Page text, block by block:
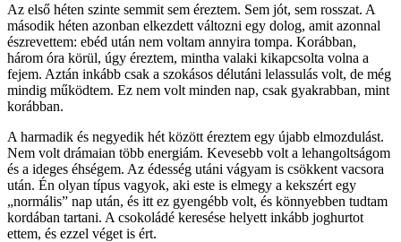
Az első héten szinte semmit sem éreztem. Sem jót, sem rosszat. A
második héten azonban elkezdett változni egy dolog, amit azonnal
észrevettem: ebéd után nem voltam annyira tompa. Korábban,
három óra körül, úgy éreztem, mintha valaki kikapcsolta volna a
fejem. Aztán inkább csak a szokásos délutáni lelassulás volt, de még
mindig működtem. Ez nem volt minden nap, csak gyakrabban, mint
korábban.
A harmadik és negyedik hét között éreztem egy újabb elmozdulást.
Nem volt drámaian több energiám. Kevesebb volt a lehangoltságom
és a ideges éhségem. Az édesség utáni vágyam is csökkent vacsora
után. Én olyan típus vagyok, aki este is elmegy a kekszért egy
„normális” nap után, és itt ez gyengébb volt, és könnyebben tudtam
kordában tartani. A csokoládé keresése helyett inkább joghurtot
ettem, és ezzel véget is ért.